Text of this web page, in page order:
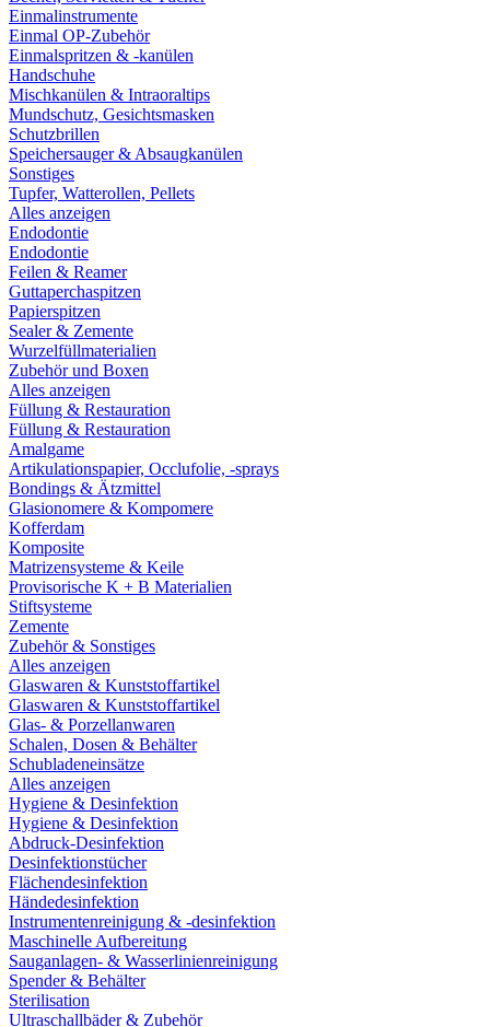
Einmalinstrumente
Einmal OP-Zubehör
Einmalspritzen & -kanülen
Handschuhe
Mischkanülen & Intraoraltips
Mundschutz, Gesichtsmasken
Schutzbrillen
Speichersauger & Absaugkanülen
Sonstiges
Tupfer, Watterollen, Pellets
Alles anzeigen
Endodontie
Endodontie
Feilen & Reamer
Guttaperchaspitzen
Papierspitzen
Sealer & Zemente
Wurzelfüllmaterialien
Zubehör und Boxen
Alles anzeigen
Füllung & Restauration
Füllung & Restauration
Amalgame
Artikulationspapier, Occlufolie, -sprays
Bondings & Ätzmittel
Glasionomere & Kompomere
Kofferdam
Komposite
Matrizensysteme & Keile
Provisorische K + B Materialien
Stiftsysteme
Zemente
Zubehör & Sonstiges
Alles anzeigen
Glaswaren & Kunststoffartikel
Glaswaren & Kunststoffartikel
Glas- & Porzellanwaren
Schalen, Dosen & Behälter
Schubladeneinsätze
Alles anzeigen
Hygiene & Desinfektion
Hygiene & Desinfektion
Abdruck-Desinfektion
Desinfektionstücher
Flächendesinfektion
Händedesinfektion
Instrumentenreinigung & -desinfektion
Maschinelle Aufbereitung
Sauganlagen- & Wasserlinienreinigung
Spender & Behälter
Sterilisation
Ultraschallbäder & Zubehör